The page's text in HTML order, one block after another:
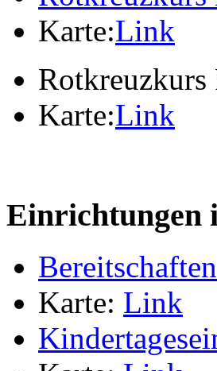
Karte:Link
Karte:Link
Einrichtungen
Karte: Link